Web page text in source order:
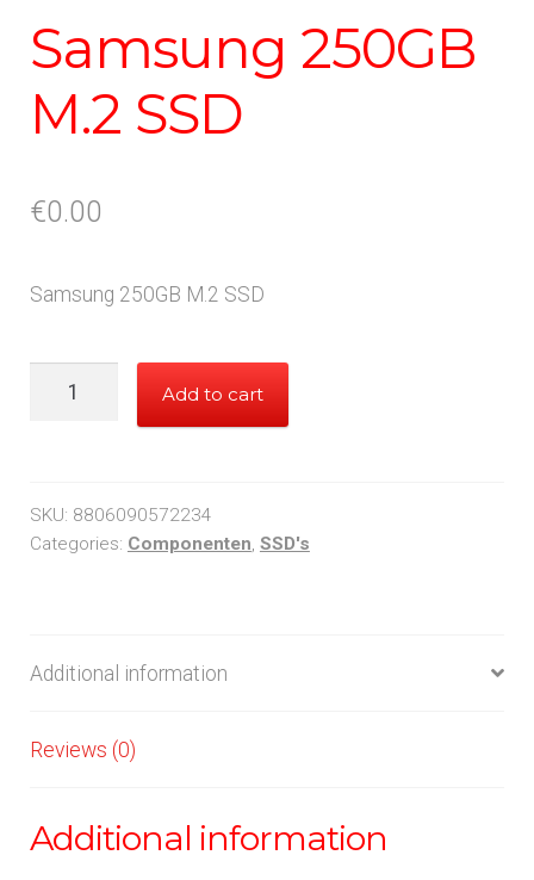
Samsung 250GB
M.2 SSD
€0.00
Samsung 250GB M.2 SSD
quantity
Add to cart
SKU: 8806090572234
Categories: Componenten, SSD's
Additional information
Reviews (0)
Additional information